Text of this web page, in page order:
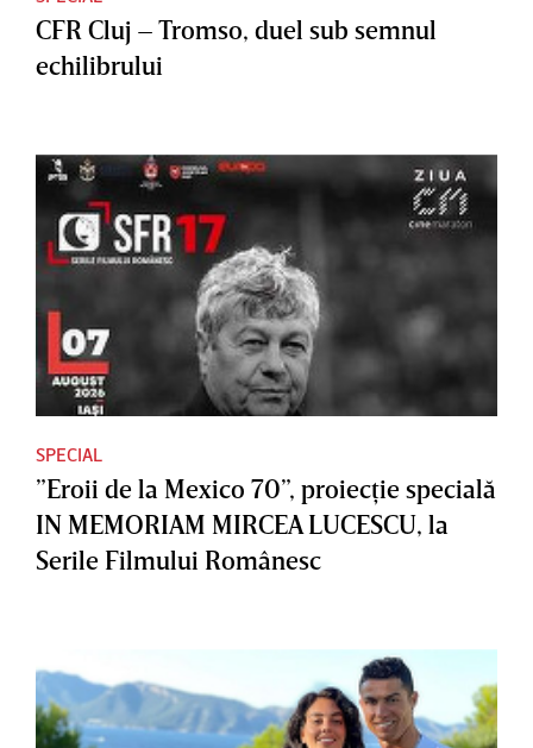
CFR Cluj – Tromso, duel sub semnul
echilibrului
SPECIAL
”Eroii de la Mexico 70”, proiecţie specială
IN MEMORIAM MIRCEA LUCESCU, la
Serile Filmului Românesc